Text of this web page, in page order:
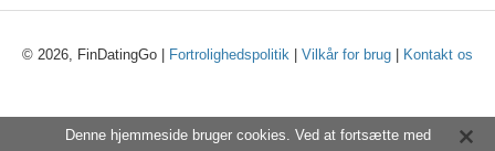
© 2026, FinDatingGo | Fortrolighedspolitik Vilkår for brug Kontakt os
Denne hjemmeside bruger cookies. Ved at fortsætte med